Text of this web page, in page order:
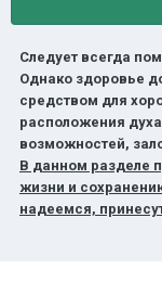
Следует всегда
Однако здоровье
средством для
расположения
возможностей,
В данном разделе
жизни и
надеемся,